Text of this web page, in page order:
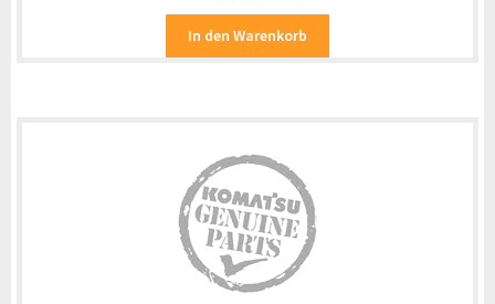
In den Warenkorb